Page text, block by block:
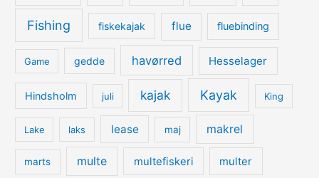
Fishing fiskekajak flue fluebinding
Game gedde havørred Hesselager
Hindsholm juli kajak Kayak King
Lake laks lease maj makrel
marts multe multefiskeri multer